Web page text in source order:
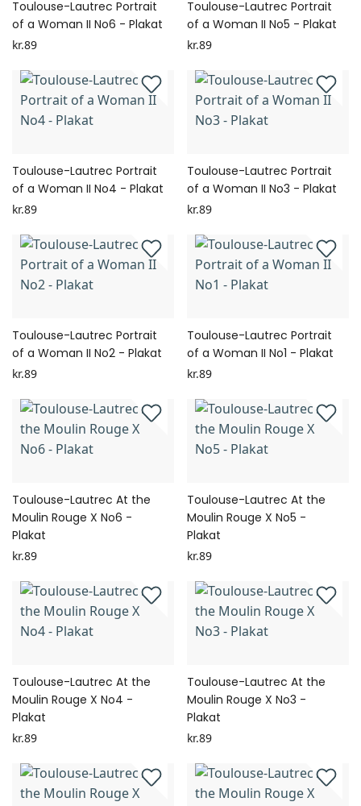
Toulouse-Lautrec Portrait
of a Woman II No6 - Plakat
kr.89
Toulouse-Lautrec Portrait
of a Woman II No5 - Plakat
kr.89
Toulouse-Lautrec Portrait
of a Woman II No4 - Plakat
kr.89
Toulouse-Lautrec Portrait
of a Woman II No3 - Plakat
kr.89
Toulouse-Lautrec Portrait
of a Woman II No2 - Plakat
kr.89
Toulouse-Lautrec Portrait
of a Woman II No1 - Plakat
kr.89
Toulouse-Lautrec At the
Moulin Rouge X No6 -
Plakat
kr.89
Toulouse-Lautrec At the
Moulin Rouge X No5 -
Plakat
kr.89
Toulouse-Lautrec At the
Moulin Rouge X No4 -
Plakat
kr.89
Toulouse-Lautrec At the
Moulin Rouge X No3 -
Plakat
kr.89